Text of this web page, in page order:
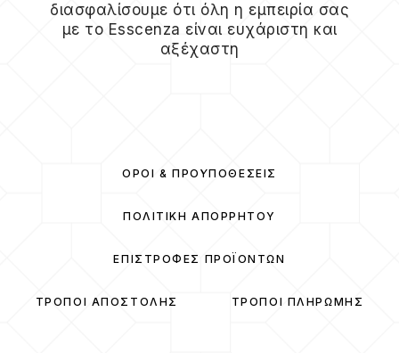
διασφαλίσουμε ότι όλη η εμπειρία σας
με το Esscenza είναι ευχάριστη και
αξέχαστη
ΌΡΟΙ & ΠΡΟΫΠΟΘΈΣΕΙΣ
ΠΟΛΙΤΙΚΉ ΑΠΟΡΡΉΤΟΥ
ΕΠΙΣΤΡΟΦΈΣ ΠΡΟΪΌΝΤΩΝ
ΤΡΌΠΟΙ ΑΠΟΣΤΟΛΉΣ ΤΡΌΠΟΙ ΠΛΗΡΩΜΉΣ